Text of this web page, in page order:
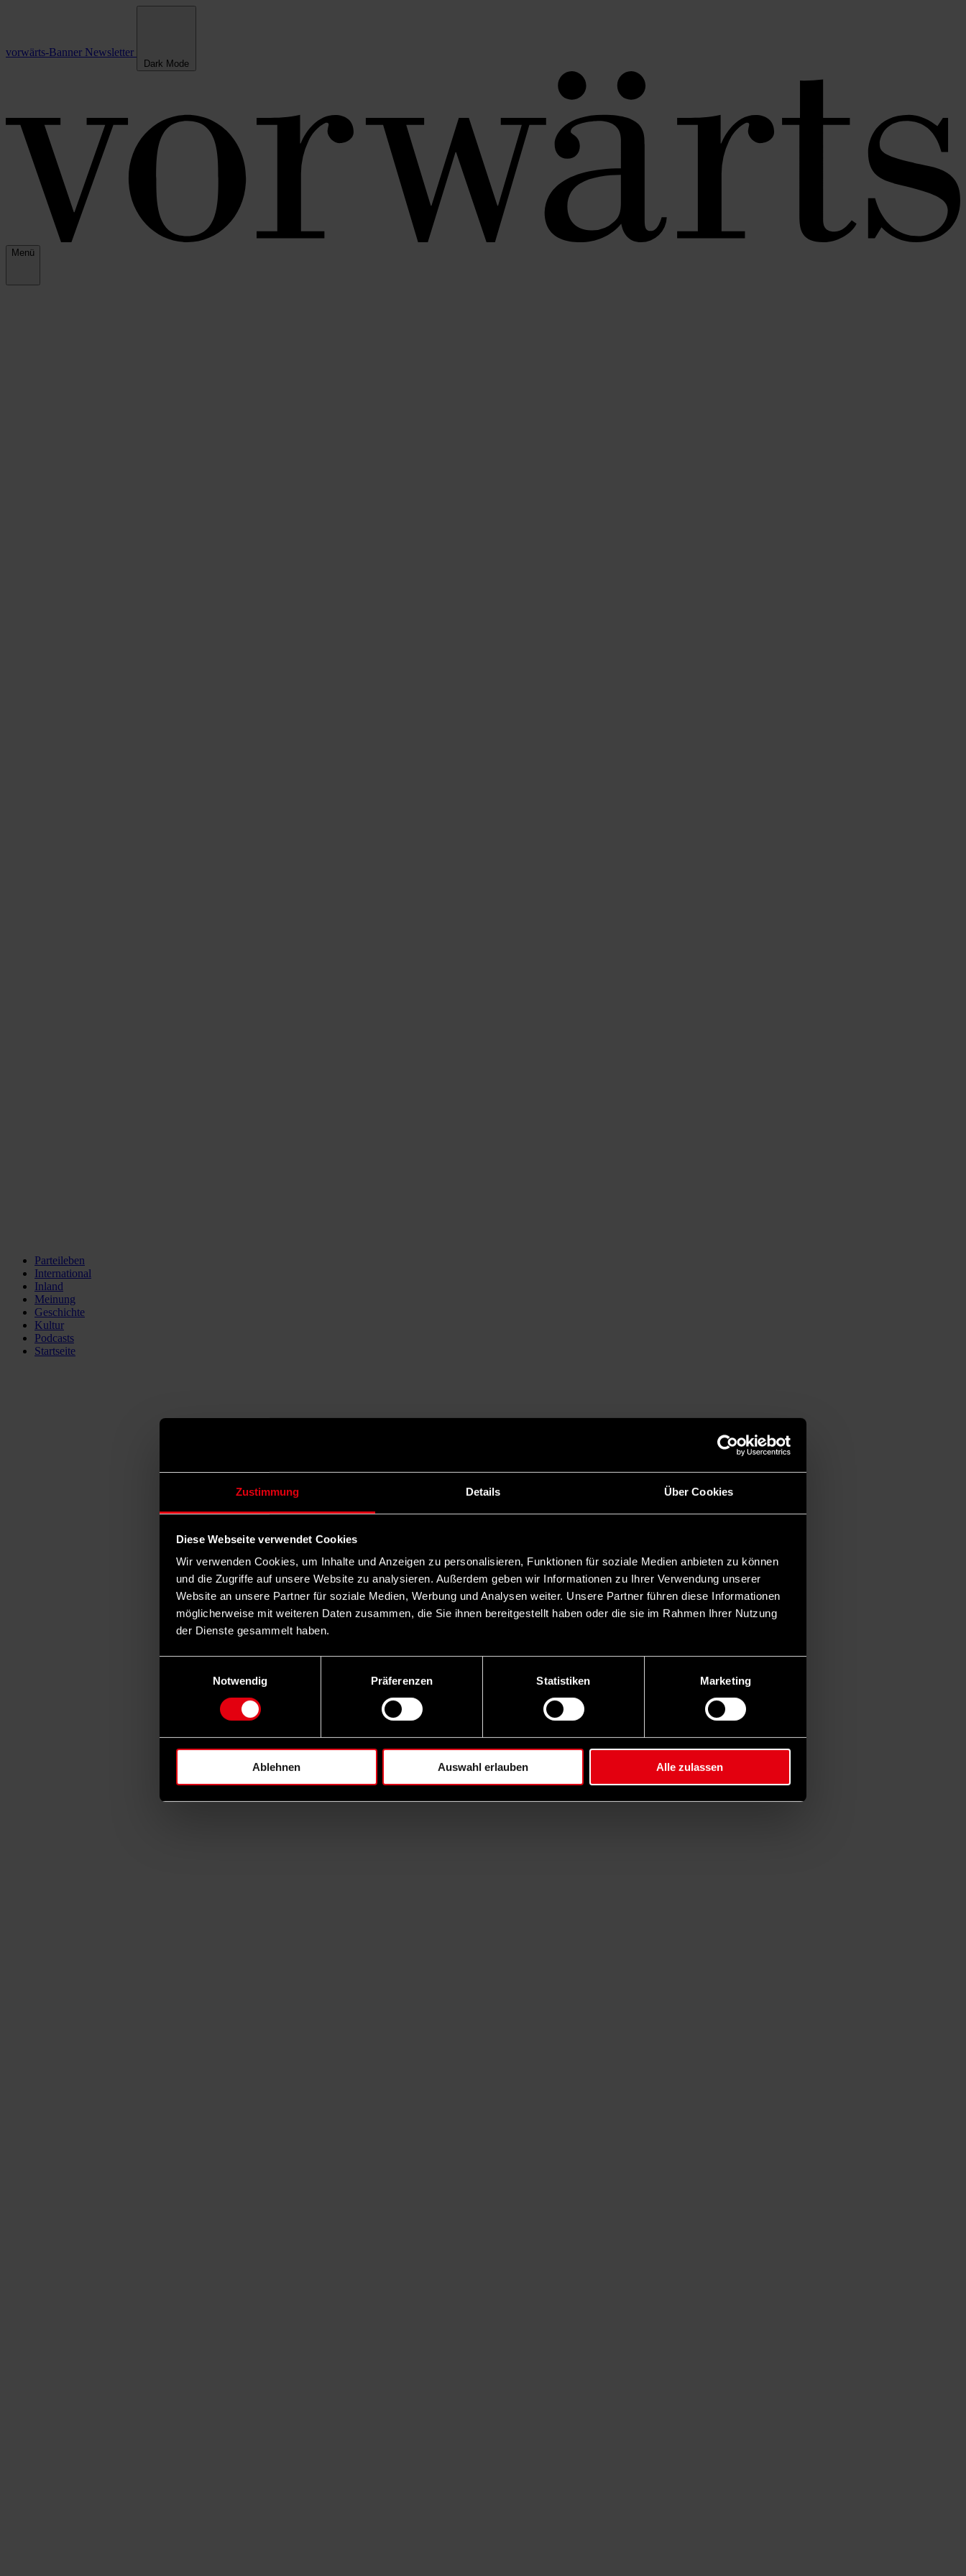
Zustimmung Details Über Cookies
Diese Webseite verwendet Cookies
Wir verwenden Cookies, um Inhalte und Anzeigen zu personalisieren, Funktionen für soziale Medien anbieten zu können
und die Zugriffe auf unsere Website zu analysieren. Außerdem geben wir Informationen zu Ihrer Verwendung unserer
Website an unsere Partner für soziale Medien, Werbung und Analysen weiter. Unsere Partner führen diese Informationen
möglicherweise mit weiteren Daten zusammen, die Sie ihnen bereitgestellt haben oder die sie im Rahmen Ihrer Nutzung
der Dienste gesammelt haben.
Notwendig
Präferenzen Statistiken Marketing
Ablehnen Auswahl erlauben Alle zulassen
vorwärts-Banner Newsletter
Dark Mode
Menü
Parteileben
International
Inland
Meinung
Geschichte
Kultur
Podcasts
Startseite